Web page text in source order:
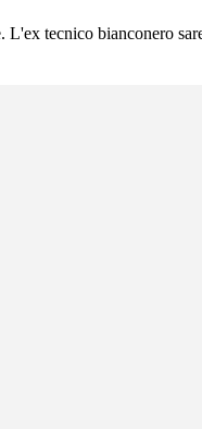
tecnico bianconero